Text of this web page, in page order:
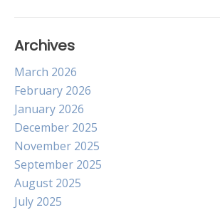
Archives
March 2026
February 2026
January 2026
December 2025
November 2025
September 2025
August 2025
July 2025